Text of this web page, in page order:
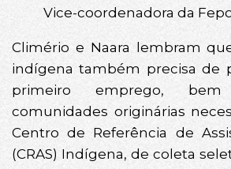
Vice-coordenadora da
Climério e Naara lembram
indígena também precisa de
primeiro emprego,
comunidades originárias
Centro de Referência de
(CRAS) Indígena, de coleta